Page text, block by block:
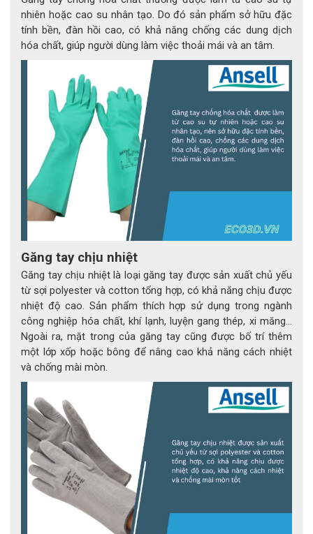
EN388:2016 (4X43DP), chứng minh khả năng:
Chống mài mòn cấp độ cao (mức 4)
Chống cắt và rách hiệu quả trong điều kiện làm
việc khắc nghiệt
Chống đâm xuyên và va đập nhờ hệ thống TPR
bảo vệ toàn diện
Đây là lựa chọn lý tưởng cho người lao động thường xuyên
tiếp xúc với vật nặng, cạnh sắc, rung chấn hoặc va đập cơ
học mạnh – những yếu tố có thể gây tổn thương nghiêm
trọng nếu không được bảo hộ đúng cách.
nhiên hoặc cao su nhân tạo. Do đó sản phẩm sở hữu đặc
tính bền, đàn hồi cao, có khả năng chống các dung dịch
hóa chất, giúp người dùng làm việc thoải mái và an tâm.
Găng tay chịu nhiệt
Găng tay chịu nhiệt là loại găng tay được sản xuất chủ yếu
từ sợi polyester và cotton tổng hợp, có khả năng chịu được
nhiệt độ cao. Sản phẩm thích hợp sử dụng trong ngành
công nghiệp hóa chất, khí lạnh, luyện gang thép, xi măng…
Ngoài ra, mặt trong của găng tay cũng được bố trí thêm
một lớp xốp hoặc bông để nâng cao khả năng cách nhiệt
và chống mài mòn.